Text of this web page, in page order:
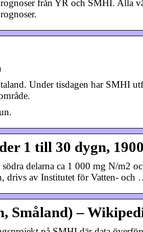
från YR och SMHI. Alla
Under tisdagen har SMHI
1 till 30 dygn,
delarna ca 1 000 mg N/m2
drivs av Institutet för Vatten- och
Småland) –